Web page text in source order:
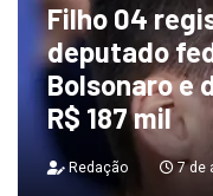
Filho 04
deputado
Bolsonaro e
R$ 187 mil
Redação 7 de